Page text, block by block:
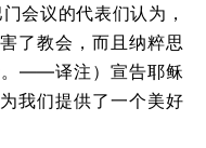
会议的代表们认为，
了教会，而且纳粹思
。——译注）宣告耶稣
我们提供了一个美好